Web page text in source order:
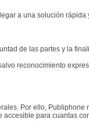
a una solución rápida
de las partes y la
reconocimiento
Por ello, Publiphone
para cuantas